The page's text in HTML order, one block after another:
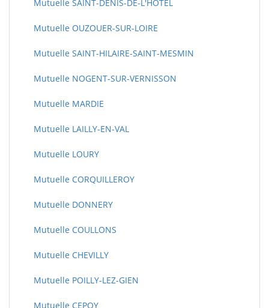
Mutuelle SAINT-DENIS-DE-L'HOTEL
Mutuelle OUZOUER-SUR-LOIRE
Mutuelle SAINT-HILAIRE-SAINT-MESMIN
Mutuelle NOGENT-SUR-VERNISSON
Mutuelle MARDIE
Mutuelle LAILLY-EN-VAL
Mutuelle LOURY
Mutuelle CORQUILLEROY
Mutuelle DONNERY
Mutuelle COULLONS
Mutuelle CHEVILLY
Mutuelle POILLY-LEZ-GIEN
Mutuelle CEPOY